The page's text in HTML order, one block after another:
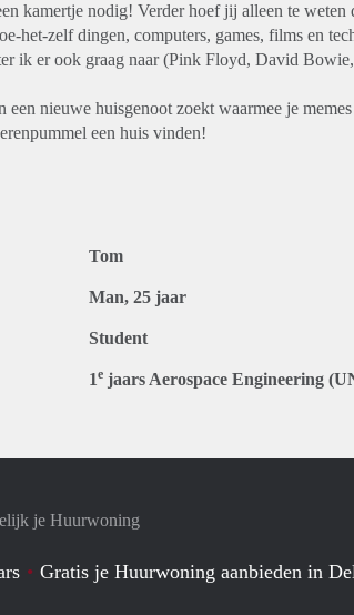
kamertje nodig! Verder hoef jij alleen te weten
het-zelf dingen, computers, games, films en
ik er ook graag naar (Pink Floyd, David
nieuwe huisgenoot zoekt waarmee je
een huis vinden!
Tom
Man, 25 jaar
Student
1e jaars Aerospace Engineering
je Huurwoning
Gratis je Huurwoning aanbieden in